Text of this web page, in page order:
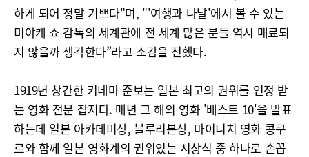
하게 되어 정말 기쁘다"며, "'여행과 나날'에서 볼 수 있는
미야케 쇼 감독의 세계관에 전 세계 많은 분들 역시 매료되
지 않을까 생각한다”라고 소감을 전했다.
1919년 창간한 키네마 준보는 일본 최고의 권위를 인정 받
는 영화 전문 잡지다. 매년 그 해의 영화 '베스트 10'을 발표
하는데 일본 아카데미상, 블루리본상, 마이니치 영화 콩쿠
르와 함께 일본 영화계의 권위있는 시상식 중 하나로 손꼽